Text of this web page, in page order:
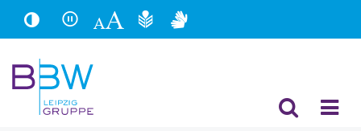
Hauptinhalt
Fußbereich